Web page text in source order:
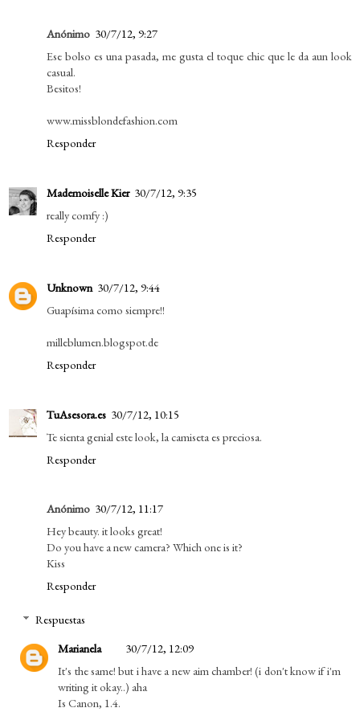
Anónimo 30/7/12, 9:27
Ese bolso es una pasada, me gusta el toque chic que le da aun look
casual.
Besitos!
www.missblondefashion.com
Responder
Mademoiselle Kier 30/7/12, 9:35
really comfy :)
Responder
Unknown 30/7/12, 9:44
Guapísima como siempre!!
milleblumen.blogspot.de
Responder
TuAsesora.es 30/7/12, 10:15
Te sienta genial este look, la camiseta es preciosa.
Responder
Anónimo 30/7/12, 11:17
Hey beauty. it looks great!
Do you have a new camera? Which one is it?
Kiss
Responder
Respuestas
Marianela
30/7/12, 12:09
It's the same! but i have a new aim chamber! (i don't know if i'm
writing it okay..) aha
Is Canon, 1.4.